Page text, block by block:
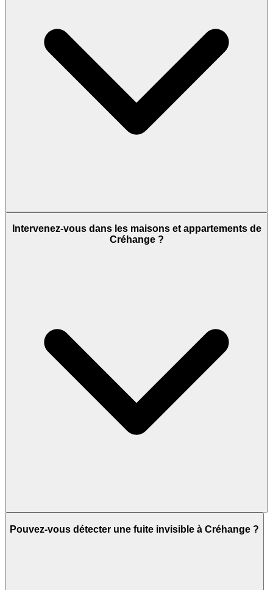
Intervenez-vous dans les maisons et appartements de
Créhange ?
Pouvez-vous détecter une fuite invisible à Créhange ?